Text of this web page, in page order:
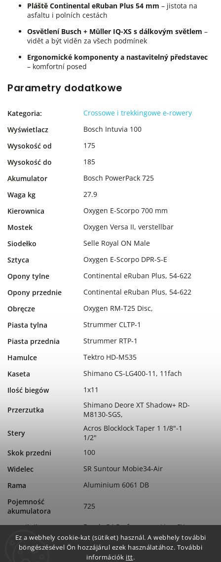
Ez a webhely cookie-kat (sütiket) használ. A webhely további
böngészésével Ön hozzájárul ezek használatához. További
információk itt.
Pláště Continental eRuban Plus 54 mm – jistota na
asfaltu i polních cestách
Osvětlení Busch + Müller IQ-XS s dálkovým světlem –
vidět a být viděn za všech podmínek
Ergonomické komponenty a nastavitelný představec
– komfortní posed
Parametry dodatkowe
Kategoria:
Crossowe i trekkingowe e-rowery
Wyświetlacz
Bosch Intuvia 100
Wysokość od
175
Wysokość do
185
Akumulator
Bosch PowerPack 725
Waga kg
27.9
Kierownica
Oxygen E-Scorpo 700 mm
Mostek
Oxygen Versa II, verstellbar
Siodełko
Selle Royal ON Male
Sztyca
Oxygen E-Scorpo DPR-S-E
Opony tylne
Continental eRuban Plus, 54-622
Opony przednie
Continental eRuban Plus, 54-622
Obręcze
Oxygen RM-T25 Disc,
Piasta tylna
Strummer CLTP-1
Piasta przednia
Strummer RTP-1
Hamulce
Tektro HD-M535
Kaseta
Shimano CS-LG400-11, 11fach
Ilość biegów
1x11
Przerzutka
Shimano Deore XT Shadow+ RD-
M8130-SGS,
Stery
Acros Blocklock Taper 1 1/8"-1
1/2"
Skok przedni
100
Widelec
SR Suntour Mobie34-Air
Rama
Aluminium 6061 DB
Pojemność
akumulatora
725
Typ silnika
Bosch G4 Performance Line CX
Silnik
Bosch
2026